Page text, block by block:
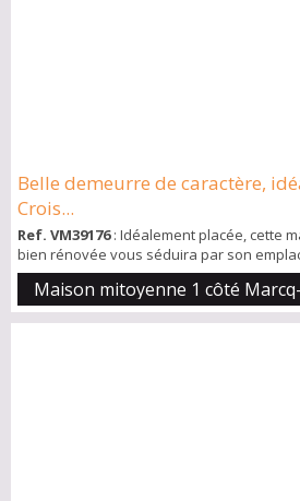
Belle demeurre de caractère,
Crois...
Ref. VM39176: Idéalement placée, cette
bien rénovée vous séduira par son
croisé Magnifique pièce de vie ouverte
avec insert et cuisine, de nombreux
mesure vous surprendront, aucune place
trouverez 3 chambres dont 1 pouvant se
Maison mitoyenne 1 côté